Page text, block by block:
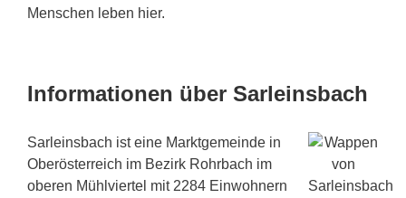
Menschen leben hier.
Informationen über Sarleinsbach
Sarleinsbach ist eine Marktgemeinde in
Oberösterreich im Bezirk Rohrbach im
oberen Mühlviertel mit 2284 Einwohnern